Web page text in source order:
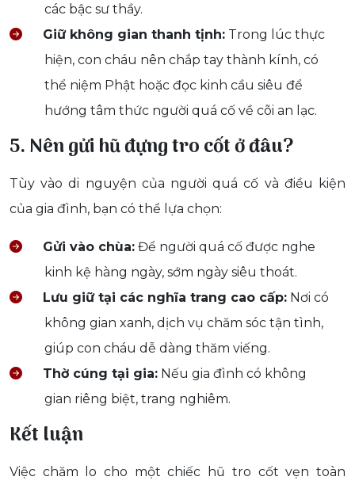
các bậc sư thầy.
Giữ không gian thanh tịnh: Trong lúc thực
hiện, con cháu nên chắp tay thành kính, có
thể niệm Phật hoặc đọc kinh cầu siêu để
hướng tâm thức người quá cố về cõi an lạc.
5. Nên gửi hũ đựng tro cốt ở đâu?
Tùy vào di nguyện của người quá cố và điều kiện
của gia đình, bạn có thể lựa chọn:
Gửi vào chùa: Để người quá cố được nghe
kinh kệ hàng ngày, sớm ngày siêu thoát.
Lưu giữ tại các nghĩa trang cao cấp: Nơi có
không gian xanh, dịch vụ chăm sóc tận tình,
giúp con cháu dễ dàng thăm viếng.
Thờ cúng tại gia: Nếu gia đình có không
gian riêng biệt, trang nghiêm.
Kết luận
Việc chăm lo cho một chiếc hũ tro cốt vẹn toàn